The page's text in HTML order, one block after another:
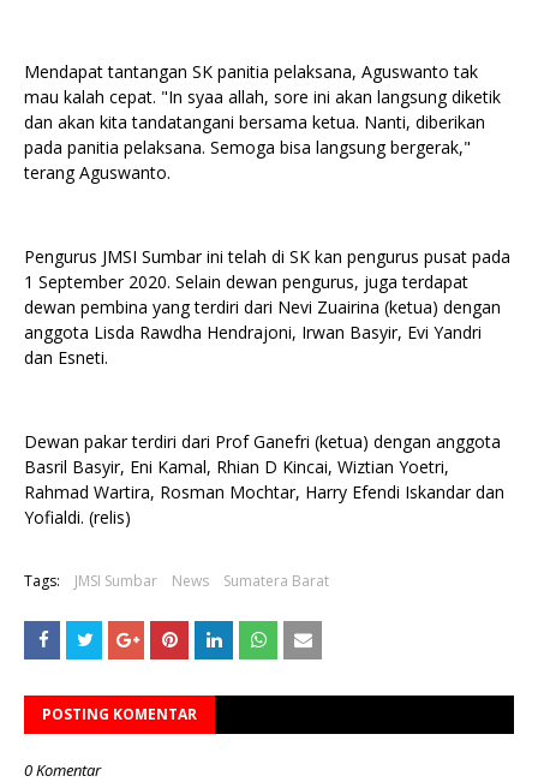
Mendapat tantangan SK panitia pelaksana, Aguswanto tak
mau kalah cepat. "In syaa allah, sore ini akan langsung diketik
dan akan kita tandatangani bersama ketua. Nanti, diberikan
pada panitia pelaksana. Semoga bisa langsung bergerak,"
terang Aguswanto.
Pengurus JMSI Sumbar ini telah di SK kan pengurus pusat pada
1 September 2020. Selain dewan pengurus, juga terdapat
dewan pembina yang terdiri dari Nevi Zuairina (ketua) dengan
anggota Lisda Rawdha Hendrajoni, Irwan Basyir, Evi Yandri
dan Esneti.
Dewan pakar terdiri dari Prof Ganefri (ketua) dengan anggota
Basril Basyir, Eni Kamal, Rhian D Kincai, Wiztian Yoetri,
Rahmad Wartira, Rosman Mochtar, Harry Efendi Iskandar dan
Yofialdi. (relis)
Tags: JMSI Sumbar News Sumatera Barat
POSTING KOMENTAR
0 Komentar